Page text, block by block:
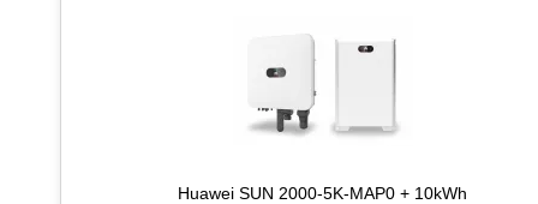
Huawei SUN 2000-5K-MAP0 + 10kWh